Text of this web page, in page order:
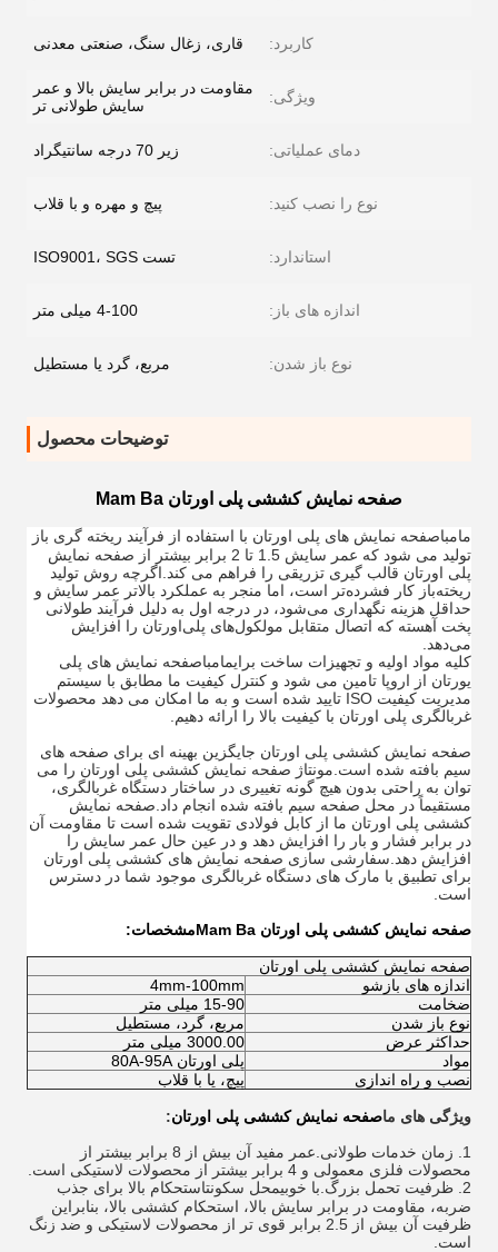
کاربرد: قاری، زغال سنگ، صنعتی معدنی
ویژگی:
مقاومت در برابر سایش بالا و عمر
سایش طولانی تر
دمای عملیاتی: زیر 70 درجه سانتیگراد
نوع را نصب کنید: پیچ و مهره و با قلاب
استاندارد: تست ISO9001، SGS
اندازه های باز: 4-100 میلی متر
نوع باز شدن: مربع، گرد یا مستطیل
توضیحات محصول
صفحه نمایش کششی پلی اورتان Mam Ba
مامباصفحه نمایش های پلی اورتان با استفاده از فرآیند ریخته گری باز
تولید می شود که عمر سایش 1.5 تا 2 برابر بیشتر از صفحه نمایش
پلی اورتان قالب گیری تزریقی را فراهم می کند.اگرچه روش تولید
ریخته‌باز کار فشرده‌تر است، اما منجر به عملکرد بالاتر عمر سایش و
حداقل هزینه نگهداری می‌شود، در درجه اول به دلیل فرآیند طولانی
پخت آهسته که اتصال متقابل مولکول‌های پلی‌اورتان را افزایش
می‌دهد.
کلیه مواد اولیه و تجهیزات ساخت برایمامباصفحه نمایش های پلی
یورتان از اروپا تامین می شود و کنترل کیفیت ما مطابق با سیستم
مدیریت کیفیت ISO تایید شده است و به ما امکان می دهد محصولات
غربالگری پلی اورتان با کیفیت بالا را ارائه دهیم.
صفحه نمایش کششی پلی اورتان جایگزین بهینه ای برای صفحه های
سیم بافته شده است.مونتاژ صفحه نمایش کششی پلی اورتان را می
توان به راحتی بدون هیچ گونه تغییری در ساختار دستگاه غربالگری،
مستقیماً در محل صفحه سیم بافته شده انجام داد.صفحه نمایش
کششی پلی اورتان ما از کابل فولادی تقویت شده است تا مقاومت آن
در برابر فشار و بار را افزایش دهد و در عین حال عمر سایش را
افزایش دهد.سفارشی سازی صفحه نمایش های کششی پلی اورتان
برای تطبیق با مارک های دستگاه غربالگری موجود شما در دسترس
است.
صفحه نمایش کششی پلی اورتان Mam Ba
مشخصات:
صفحه نمایش کششی پلی اورتان
اندازه های بازشو
4mm-100mm
ضخامت
15-90 میلی متر
نوع باز شدن
مربع، گرد، مستطیل
حداکثر عرض
3000.00 میلی متر
مواد
پلی اورتان 80A-95A
نصب و راه اندازی
پیچ، یا با قلاب
ویژگی های ماصفحه نمایش کششی پلی اورتان:
1. زمان خدمات طولانی.عمر مفید آن بیش از 8 برابر بیشتر از
محصولات فلزی معمولی و 4 برابر بیشتر از محصولات لاستیکی است.
2. ظرفیت تحمل بزرگ.با خوبی
محل سکونتاستحکام بالا برای جذب
ضربه، مقاومت در برابر سایش بالا، استحکام کششی بالا، بنابراین
ظرفیت آن بیش از 2.5 برابر قوی تر از محصولات لاستیکی و ضد زنگ
است.